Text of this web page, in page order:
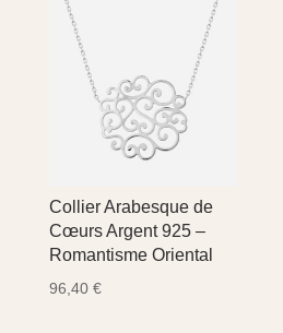
Collier Arabesque de
Cœurs Argent 925 –
Romantisme Oriental
96,40 €